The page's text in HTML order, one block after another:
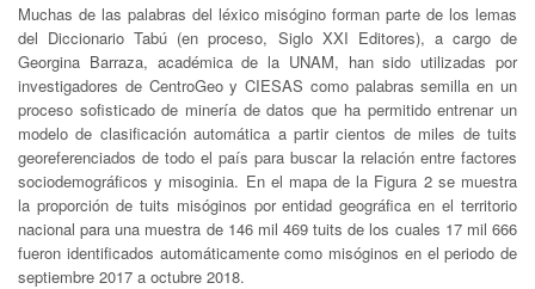
Muchas de las palabras del léxico misógino forman parte de los lemas
del Diccionario Tabú (en proceso, Siglo XXI Editores), a cargo de
Georgina Barraza, académica de la UNAM, han sido utilizadas por
investigadores de CentroGeo y CIESAS como palabras semilla en un
proceso sofisticado de minería de datos que ha permitido entrenar un
modelo de clasificación automática a partir cientos de miles de tuits
georeferenciados de todo el país para buscar la relación entre factores
sociodemográficos y misoginia. En el mapa de la Figura 2 se muestra
la proporción de tuits misóginos por entidad geográfica en el territorio
nacional para una muestra de 146 mil 469 tuits de los cuales 17 mil 666
fueron identificados automáticamente como misóginos en el periodo de
septiembre 2017 a octubre 2018.